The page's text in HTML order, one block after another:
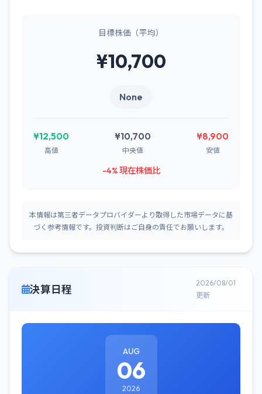
目標株価（平均）
¥10,700
None
¥12,500
高値
¥10,700
中央値
¥8,900
安値
-4% 現在株価比
本情報は第三者データプロバイダーより取得した市場データに基
づく参考情報です。投資判断はご自身の責任でお願いします。
決算日程
2026/08/01
更新
AUG
06
2026